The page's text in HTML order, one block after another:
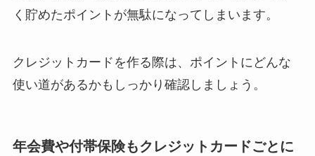
く貯めたポイントが無駄になってしまいます。
クレジットカードを作る際は、ポイントにどんな
使い道があるかもしっかり確認しましょう。
年会費や付帯保険もクレジットカードごとに